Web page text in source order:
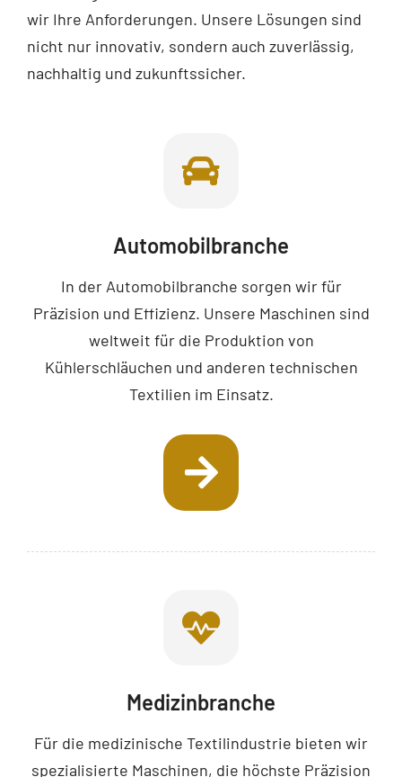
wir Ihre Anforderungen. Unsere Lösungen sind
nicht nur innovativ, sondern auch zuverlässig,
nachhaltig und zukunftssicher.
Automobilbranche
In der Automobilbranche sorgen wir für
Präzision und Effizienz. Unsere Maschinen sind
weltweit für die Produktion von
Kühlerschläuchen und anderen technischen
Textilien im Einsatz.
Medizinbranche
Für die medizinische Textilindustrie bieten wir
spezialisierte Maschinen, die höchste Präzision